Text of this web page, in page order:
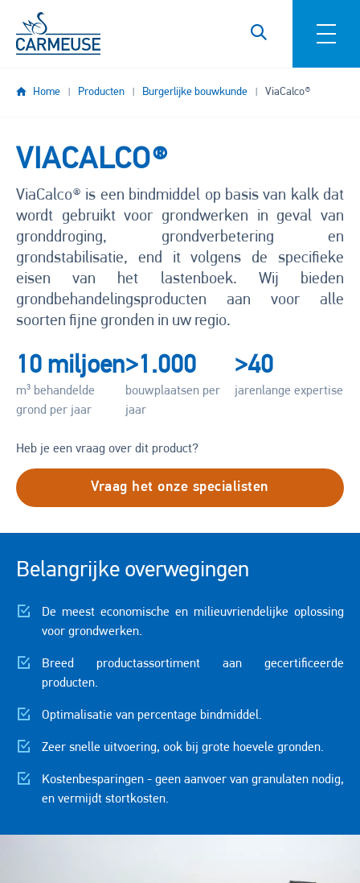
Overslaan en naar de inhoud gaan
Home Producten Burgerlijke bouwkunde ViaCalco®
VIACALCO®
ViaCalco® is een bindmiddel op basis van kalk dat
wordt gebruikt voor grondwerken in geval van
gronddroging, grondverbetering en
grondstabilisatie, end it volgens de specifieke
eisen van het lastenboek. Wij bieden
grondbehandelingsproducten aan voor alle
soorten fijne gronden in uw regio.
10 miljoen
m³ behandelde
grond per jaar
>1.000
bouwplaatsen per
jaar
>40
jarenlange expertise
Heb je een vraag over dit product?
Vraag het onze specialisten
Belangrijke overwegingen
De meest economische en milieuvriendelijke oplossing
voor grondwerken.
Breed productassortiment aan gecertificeerde
producten.
Optimalisatie van percentage bindmiddel.
Zeer snelle uitvoering, ook bij grote hoevele gronden.
Kostenbesparingen - geen aanvoer van granulaten nodig,
en vermijdt stortkosten.